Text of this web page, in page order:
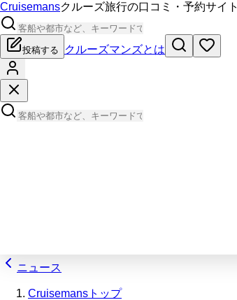
Cruisemansクルーズ旅行の口コミ・予約サイト
投稿する クルーズマンズとは
ニュース
Cruisemansトップ